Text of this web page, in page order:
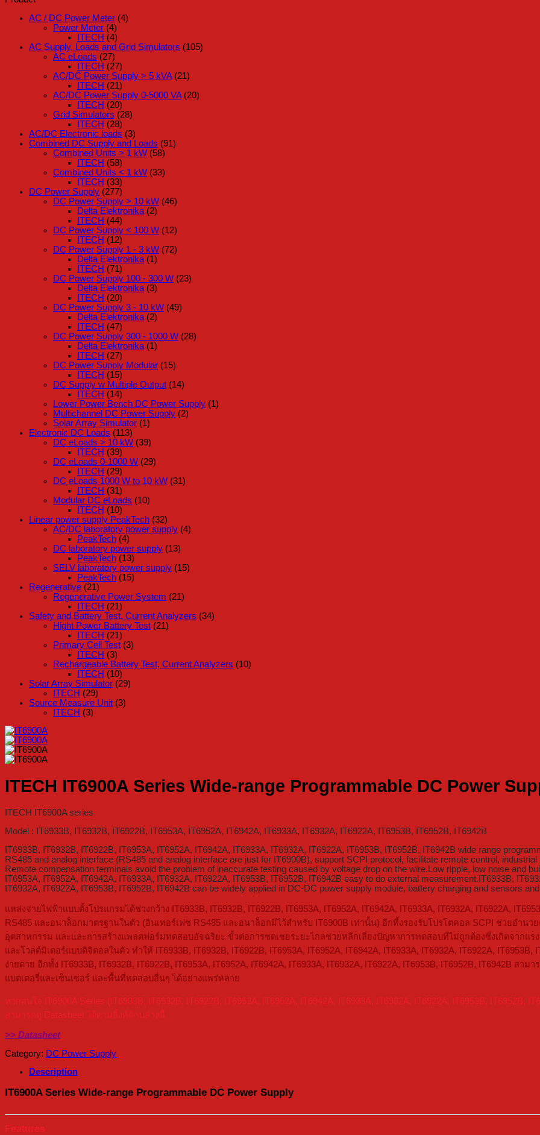
AC / DC Power Meter (4)
Power Meter (4)
ITECH (4)
AC Supply, Loads and Grid Simulators (105)
AC eLoads (27)
ITECH (27)
AC/DC Power Supply > 5 kVA (21)
ITECH (21)
AC/DC Power Supply 0-5000 VA (20)
ITECH (20)
Grid Simulators (28)
ITECH (28)
AC/DC Electronic loads (3)
Combined DC Supply and Loads (91)
Combined Units > 1 kW (58)
ITECH (58)
Combined Units < 1 kW (33)
ITECH (33)
DC Power Supply (277)
DC Power Supply > 10 kW (46)
Delta Elektronika (2)
ITECH (44)
DC Power Supply < 100 W (12)
ITECH (12)
DC Power Supply 1 - 3 kW (72)
Delta Elektronika (1)
ITECH (71)
DC Power Supply 100 - 300 W (23)
Delta Elektronika (3)
ITECH (20)
DC Power Supply 3 - 10 kW (49)
Delta Elektronika (2)
ITECH (47)
DC Power Supply 300 - 1000 W (28)
Delta Elektronika (1)
ITECH (27)
DC Power Supply Modular (15)
ITECH (15)
DC Supply w Multiple Output (14)
ITECH (14)
Lower Power Bench DC Power Supply (1)
Multichannel DC Power Supply (2)
Solar Array Simulator (1)
Electronic DC Loads (113)
DC eLoads > 10 kW (39)
ITECH (39)
DC eLoads 0-1000 W (29)
ITECH (29)
DC eLoads 1000 W to 10 kW (31)
ITECH (31)
Modular DC eLoads (10)
ITECH (10)
Linear power supply PeakTech (32)
AC/DC laboratory power supply (4)
PeakTech (4)
DC laboratory power supply (13)
PeakTech (13)
SELV laboratory power supply (15)
PeakTech (15)
Regenerative (21)
Regenerative Power System (21)
ITECH (21)
Safety and Battery Test, Current Analyzers (34)
Hight Power Battery Test (21)
ITECH (21)
Primary Cell Test (3)
ITECH (3)
Rechargeable Battery Test, Current Analyzers (10)
ITECH (10)
Solar Array Simulator (29)
ITECH (29)
Source Measure Unit (3)
ITECH (3)
ITECH IT6900A Series Wide-range Programmable DC Power
ITECH IT6900A series
Model : IT6933B, IT6932B, IT6922B, IT6953A, IT6952A, IT6942A, IT6933A, IT6932A, IT6922A, IT6953B, IT6952B, IT6942B
IT6933B, IT6932B, IT6922B, IT6953A, IT6952A, IT6942A, IT6933A, IT6932A, IT6922A, IT6953B, IT6952B, IT6942B wide range
RS485 and analog interface (RS485 and analog interface are just for IT6900B), support SCPI protocol, facilitate remote control,
Remote compensation terminals avoid the problem of inaccurate testing caused by voltage drop on the wire.Low ripple, low noise and
IT6953A, IT6952A, IT6942A, IT6933A, IT6932A, IT6922A, IT6953B, IT6952B, IT6942B easy to do external measurement.IT6933B,
IT6932A, IT6922A, IT6953B, IT6952B, IT6942B can be widely applied in DC-DC power supply module, battery charging and sensors
แหล่งจ่ายไฟฟ้าแบบตั้งโปรแกรมได้ช่วงกว้าง IT6933B, IT6932B, IT6922B, IT6953A, IT6952A, IT6942A, IT6933A, IT6932A, IT6922A,
RS485 และอนาล็อกมาตรฐานในตัว (อินเทอร์เฟซ RS485 และอนาล็อกมีไว้สำหรับ IT6900B เท่านั้น) อีกที้งรองรับโปรโตคอล SCPI ช่วยอำน
อุตสาหกรรม และและการสร้างแพลตฟอร์มทดสอบอัจฉริยะ ขั้วต่อการชดเชยระยะไกลช่วยหลีกเลี่ยงปัญหาการทดสอบที่ไม่ถูกต้องซึ่งเกิดจาก
และโวลต์มิเตอร์แบบดิจิตอลในตัว ทำให้ IT6933B, IT6932B, IT6922B, IT6953A, IT6952A, IT6942A, IT6933A, IT6932A, IT6922A,
ง่ายดาย อีกทั้ง IT6933B, IT6932B, IT6922B, IT6953A, IT6952A, IT6942A, IT6933A, IT6932A, IT6922A, IT6953B, IT6952B, IT6942B สา
แบตเตอรี่และเซ็นเซอร์ และพื้นที่ทดสอบอื่นๆ ได้อย่างแพร่หลาย
หากสนใจ IT6900A Series (IT6933B, IT6932B, IT6922B, IT6953A, IT6952A, IT6942A, IT6933A, IT6932A, IT6922A, IT6953B, IT6952B,
สามารถดู Datasheet ได้ตามลิ้งค์ด้านล่างนี้
>> Datasheet
Category: DC Power Supply
Description
IT6900A Series Wide-range Programmable DC Power Supply
Features